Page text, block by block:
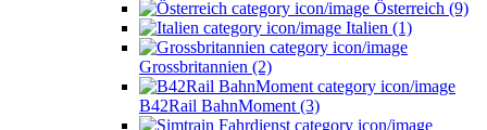
Österreich (9)
Italien (1)
Grossbritannien (2)
B42Rail BahnMoment (3)